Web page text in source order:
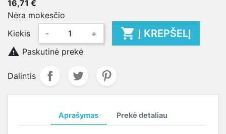
16,71 €
Nėra mokesčio
Kiekis
- +  Į KREPŠELĮ
 Paskutinė prekė
Dalintis
Aprašymas Prekė detaliau